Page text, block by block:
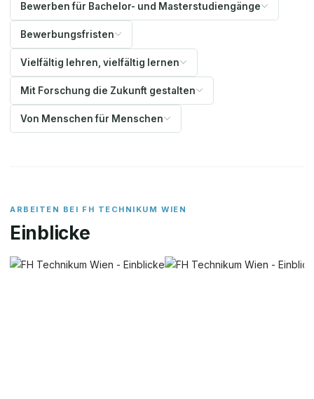
Bewerben für Bachelor- und Masterstudiengänge
Bewerbungsfristen
Vielfältig lehren, vielfältig lernen
Mit Forschung die Zukunft gestalten
Von Menschen für Menschen
ARBEITEN BEI FH TECHNIKUM WIEN
Einblicke